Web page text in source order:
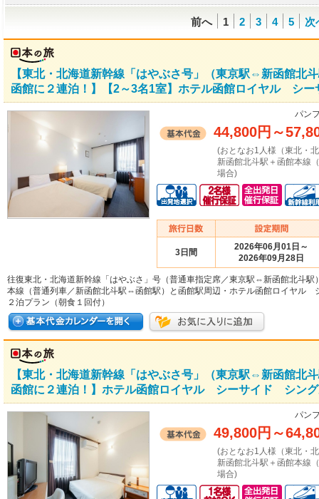
前へ 1 2 3 4 5 次
【東北・北海道新幹線「はやぶさ号」（東京駅⇔新函館北
函館に２連泊！】【2～3名1室】ホテル函館ロイヤル シ
パン
44,800円 ～
(おとなお1人様（東北・
新函館北斗駅＋函館本線
場合)
3日間
2026年06月01日～
2026年09月28日
往復東北・北海道新幹線「はやぶさ」号（普通車指定席／東京駅⇔新函館北斗駅
本線（普通列車／新函館北斗駅⇔函館駅）と函館駅周辺・ホテル函館ロイヤル
２泊プラン（朝食１回付）
【東北・北海道新幹線「はやぶさ号」（東京駅⇔新函館北
函館に２連泊！】ホテル函館ロイヤル シーサイド シン
パン
49,800円 ～
(おとなお1人様（東北・
新函館北斗駅＋函館本線
場合)